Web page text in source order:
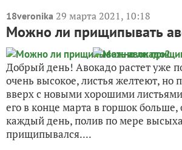
18veronika 29 марта 2021, 10:18
Можно ли прищипывать
Добрый день! Авокадо растет уже
очень высокое, листья желтеют, но
вверх с новыми хорошими
его в конце марта в горшок
каждый день, полив по мере
прищипывался....